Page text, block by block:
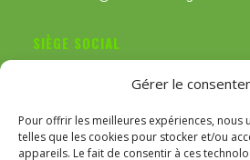
Gérer le
Pour offrir les meilleures expériences, nous
telles que les cookies pour stocker et/ou
appareils. Le fait de consentir à ces
SIÈGE SOCIAL